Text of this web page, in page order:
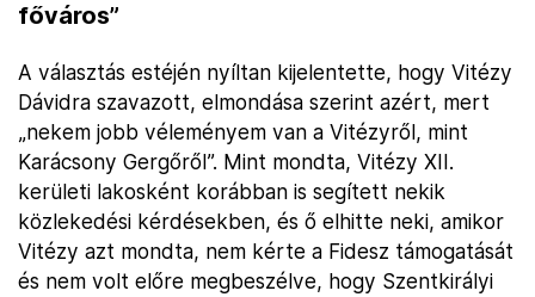
főváros”
A választás estéjén nyíltan kijelentette, hogy Vitézy
Dávidra szavazott, elmondása szerint azért, mert
„nekem jobb véleményem van a Vitézyről, mint
Karácsony Gergőről”. Mint mondta, Vitézy XII.
kerületi lakosként korábban is segített nekik
közlekedési kérdésekben, és ő elhitte neki, amikor
Vitézy azt mondta, nem kérte a Fidesz támogatását
és nem volt előre megbeszélve, hogy Szentkirályi